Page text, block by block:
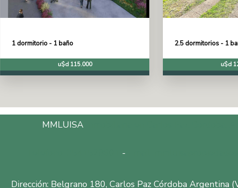
1 dormitorio - 1 baño
u$d 115.000
2.5 dormitorios - 1
u$d
MMLUISA
-
Dirección: Belgrano 180, Carlos Paz Córdoba Argentina